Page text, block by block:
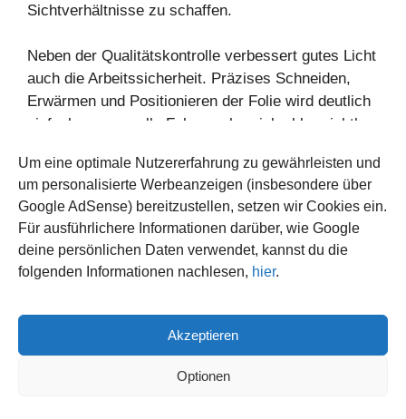
Um eine optimale Nutzererfahrung zu gewährleisten und
um personalisierte Werbeanzeigen (insbesondere über
Google AdSense) bereitzustellen, setzen wir Cookies ein.
Für ausführlichere Informationen darüber, wie Google
deine persönlichen Daten verwendet, kannst du die
folgenden Informationen nachlesen, hier.
Akzeptieren
Optionen
Sichtverhältnisse zu schaffen.
Neben der Qualitätskontrolle verbessert gutes Licht
auch die Arbeitssicherheit. Präzises Schneiden,
Erwärmen und Positionieren der Folie wird deutlich
einfacher, wenn alle Fahrzeugbereiche klar sichtbar
Belastung der Mitarbeiter, da konzentriertes
Arbeiten unter schlechten Lichtverhältnissen
langfristig ermüdend wirkt.
Die Investition in professionelle
Beleuchtungssysteme zahlt sich daher nicht nur
effizientere Arbeitsabläufe und geringere
Fehlerquoten.